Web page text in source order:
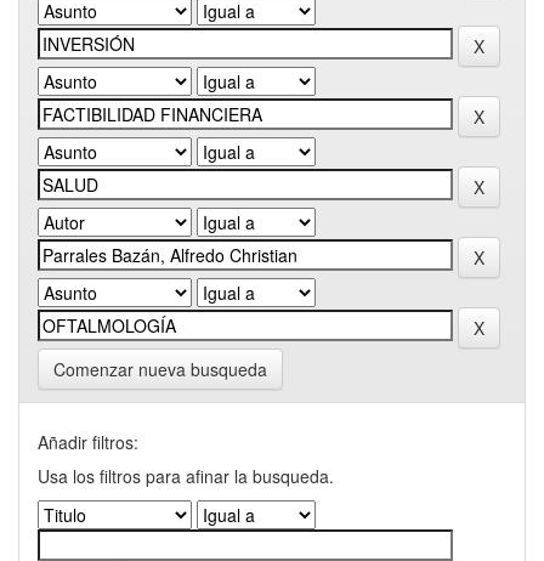
Comenzar nueva busqueda
Añadir filtros:
Usa los filtros para afinar la busqueda.